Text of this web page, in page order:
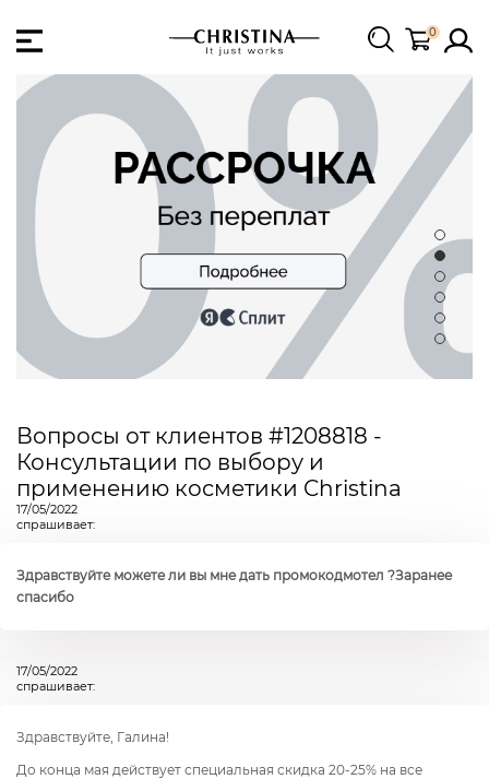
0
Вопросы от клиентов #1208818 -
Консультации по выбору и
применению косметики Christina
17/05/2022
спрашивает:
Здравствуйте можете ли вы мне дать промокодмотел ?Заранее
спасибо
17/05/2022
спрашивает:
Здравствуйте, Галина!
До конца мая действует специальная скидка 20-25% на все